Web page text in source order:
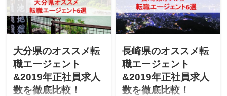
官が「熊本県のオススメ転
職エージェント」「最新
2019年エージェントごとの
します！
面接官が「鹿児島県のオス
スメ転職エージェント」
「最新2019年エージェント
底比較します！
大分県のオススメ転
職エージェント
&2019年正社員求人
数を徹底比較！
長崎県のオススメ転
職エージェント
&2019年正社員求人
数を徹底比較！